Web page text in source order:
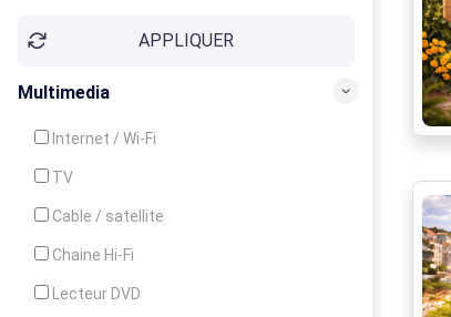
APPLIQUER
Multimedia
Internet / Wi-Fi
TV
Cable / satellite
Chaine Hi-Fi
Lecteur DVD